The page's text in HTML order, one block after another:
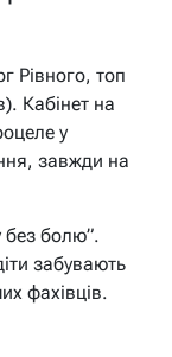
Рівного, топ
Кабінет на
у
завжди на
без болю”.
забувають
фахівців.